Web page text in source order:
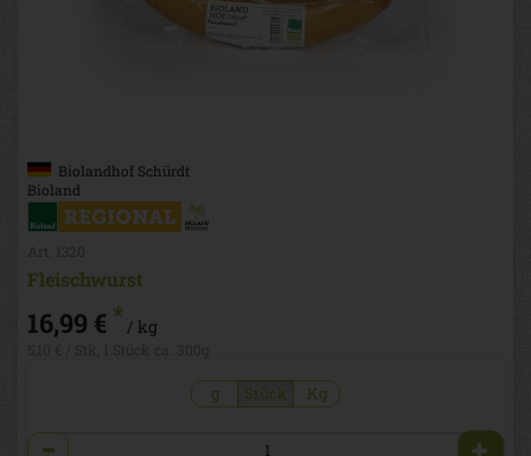
Biolandhof Schürdt
Bioland
Fleischwurst
16,99 € * / kg
g Stück Kg
Anzahl